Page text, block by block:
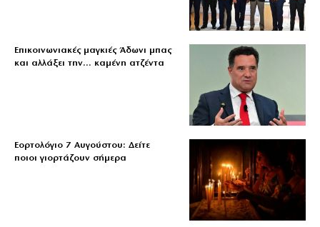
Επικοινωνιακές μαγκιές Άδωνι μπας
και αλλάξει την… καμένη ατζέντα
Εορτολόγιο 7 Αυγούστου: Δείτε
ποιοι γιορτάζουν σήμερα